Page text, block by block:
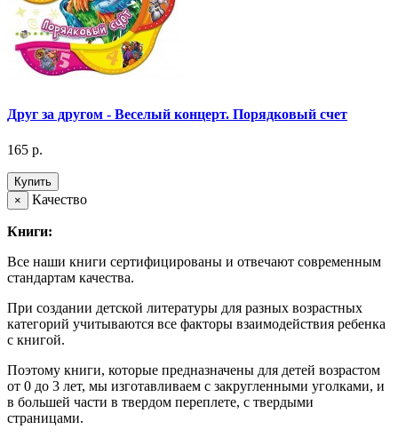
Друг за другом - Веселый концерт. Порядковый счет
165 р.
Купить
×
Качество
Книги:
Все наши книги сертифицированы и отвечают современным
стандартам качества.
При создании детской литературы для разных возрастных
категорий учитываются все факторы взаимодействия ребенка
с книгой.
Поэтому книги, которые предназначены для детей возрастом
от 0 до 3 лет, мы изготавливаем с закругленными уголками, и
в большей части в твердом переплете, с твердыми
страницами.